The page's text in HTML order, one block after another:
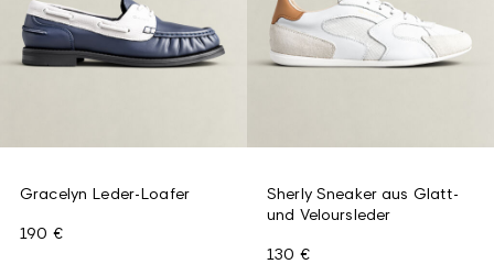
Gracelyn Leder-Loafer
190 €
Sherly Sneaker aus Glatt-
und Veloursleder
130 €